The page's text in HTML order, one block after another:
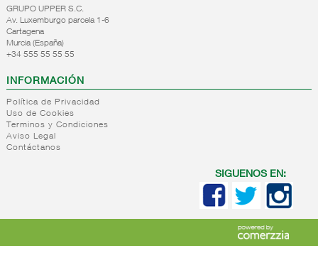
Colonias
estuche
Perfumes
para el
afeitado
Accesorios
de
afeitado
femenina
Higiene
femenina
Higiene
adulta
adulta
+
-
Cosmetica
facial
Accesorios
desechables
mascarilla
GRUPO UPPER S.C.
Av. Luxemburgo parcela 1-6
Cartagena
Murcia (España)
+34 555 55 55 55
INFORMACIÓN
Política de Privacidad
Uso de Cookies
Terminos y Condiciones
Aviso Legal
Contáctanos
SIGUENOS EN: